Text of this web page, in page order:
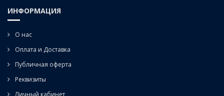
ИНФОРМАЦИЯ
О нас
Оплата и Доставка
Публичная оферта
Реквизиты